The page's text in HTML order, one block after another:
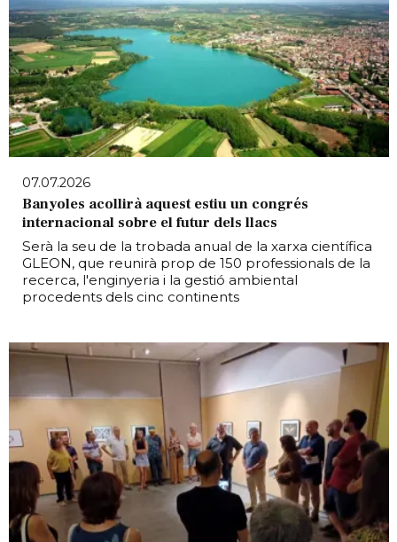
07.07.2026
Banyoles acollirà aquest estiu un congrés
internacional sobre el futur dels llacs
Serà la seu de la trobada anual de la xarxa científica
GLEON, que reunirà prop de 150 professionals de la
recerca, l'enginyeria i la gestió ambiental
procedents dels cinc continents